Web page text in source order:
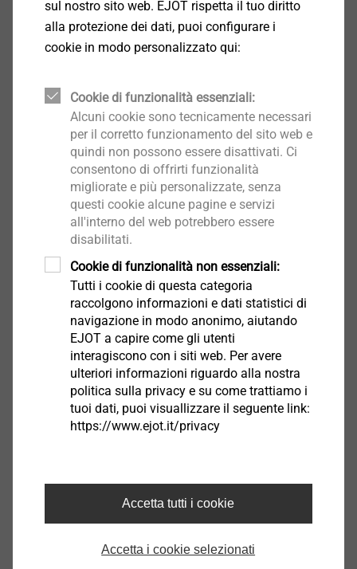
EJOFORM®
Seleziona prodotto
ALtracs®Plus
Seleziona prodotto
CELL PT ®
EJOT ALtracs®Xt
Seleziona prodotto
sul nostro sito web. EJOT rispetta il tuo diritto
alla protezione dei dati, puoi configurare i
cookie in modo personalizzato qui:
Cookie di funzionalità essenziali:
Alcuni cookie sono tecnicamente necessari
per il corretto funzionamento del sito web e
quindi non possono essere disattivati. Ci
consentono di offrirti funzionalità
migliorate e più personalizzate, senza
questi cookie alcune pagine e servizi
all'interno del web potrebbero essere
disabilitati.
Cookie di funzionalità non essenziali:
Tutti i cookie di questa categoria
raccolgono informazioni e dati statistici di
navigazione in modo anonimo, aiutando
EJOT a capire come gli utenti
interagiscono con i siti web. Per avere
ulteriori informazioni riguardo alla nostra
politica sulla privacy e su come trattiamo i
tuoi dati, puoi visuallizzare il seguente link:
https://www.ejot.it/privacy
Accetta tutti i cookie
Accetta i cookie selezionati